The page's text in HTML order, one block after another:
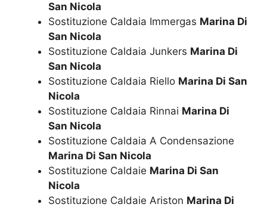
San Nicola
Sostituzione Caldaia Immergas Marina Di
San Nicola
Sostituzione Caldaia Junkers Marina Di
San Nicola
Sostituzione Caldaia Riello Marina Di San
Nicola
Sostituzione Caldaia Rinnai Marina Di
San Nicola
Sostituzione Caldaia A Condensazione
Marina Di San Nicola
Sostituzione Caldaie Marina Di San
Nicola
Sostituzione Caldaie Ariston Marina Di